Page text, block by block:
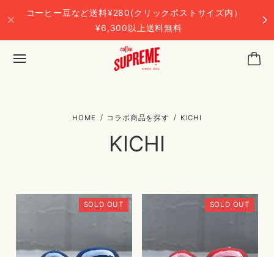
コーヒー豆など送料¥280(クリックポストサイズ内）
¥6,300以上送料無料
コラボ商品を探す KICHI
KICHI
SOLD OUT SOLD OUT